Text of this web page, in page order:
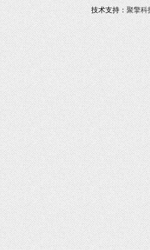
技术支持：聚擎科